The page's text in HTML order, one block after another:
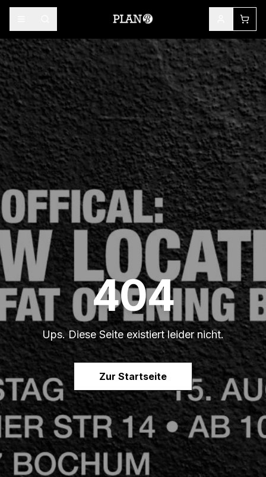
404
Ups. Diese Seite existiert leider nicht.
Zur Startseite